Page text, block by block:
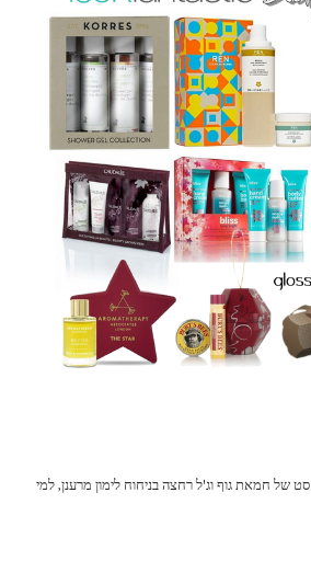
סט של חמאת גוף וג'ל רחצה בניחוח לימון מרענן, למי